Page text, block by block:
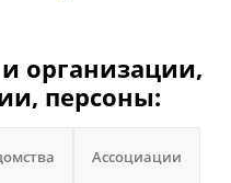
организации,
персоны:
Ассоциации